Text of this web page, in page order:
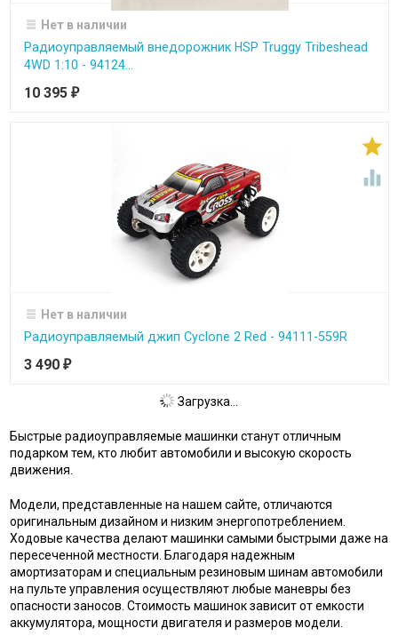
Нет в наличии
Радиоуправляемый внедорожник HSP Truggy Tribeshead
4WD 1:10 - 94124...
10 395 ₽


Нет в наличии
Радиоуправляемый джип Cyclone 2 Red - 94111-559R
3 490 ₽
Загрузка...
Быстрые радиоуправляемые машинки станут отличным
подарком тем, кто любит автомобили и высокую скорость
движения.
Модели, представленные на нашем сайте, отличаются
оригинальным дизайном и низким энергопотреблением.
Ходовые качества делают машинки самыми быстрыми даже на
пересеченной местности. Благодаря надежным
амортизаторам и специальным резиновым шинам автомобили
на пульте управления осуществляют любые маневры без
опасности заносов. Стоимость машинок зависит от емкости
аккумулятора, мощности двигателя и размеров модели.